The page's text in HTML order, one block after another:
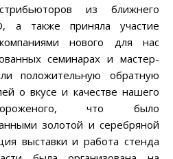
из ближнего
а также приняла участие
нового для нас
семинарах и мастер-
положительную обратную
о вкусе и качестве нашего
что было
золотой и серебряной
выставки и работа стенда